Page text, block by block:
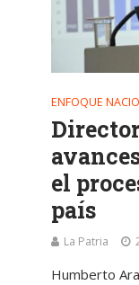
ENFOQUE
el
país
La Patria
Humberto